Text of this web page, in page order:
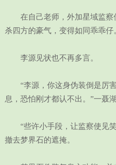
在自己老师，外加星域监察
杀四方的豪气，变得如同乖乖仔
李源见状也不再多言。
“李源，你这身伪装倒是厉害
息，恐怕刚才都认不出。”一聂
“些许小手段，让监察使见笑
撤去梦界石的遮掩。